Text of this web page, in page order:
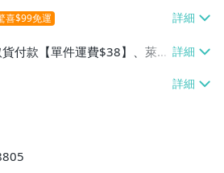
喜$99免運
貨付款【單件運費$38】、萊爾
單件運費$60】、郵局掛號
】